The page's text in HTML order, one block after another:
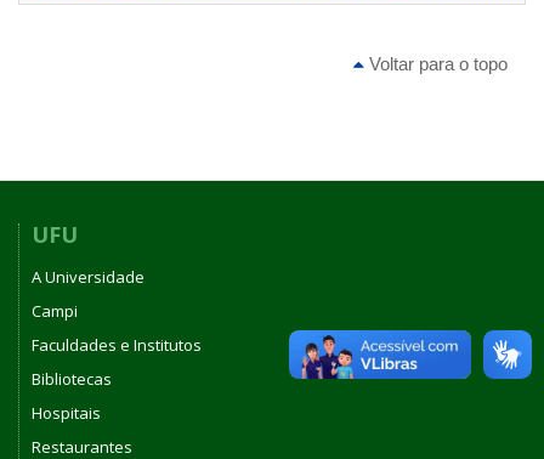
Voltar para o topo
UFU
A Universidade
Campi
Faculdades e Institutos
Bibliotecas
Hospitais
Restaurantes